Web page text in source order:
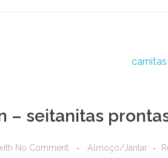
– seitanitas
No Comment Almoço/Jantar